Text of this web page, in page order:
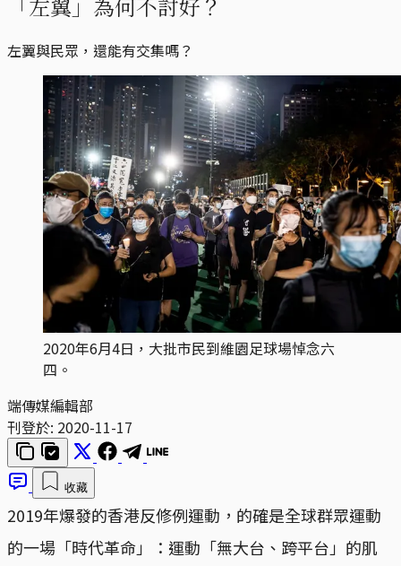
左翼與民眾，還能有交集嗎？
2020年6月4日，大批市民到維園足球場悼念六
四。
端傳媒編輯部
刊登於: 2020-11-17
收藏
2019年爆發的香港反修例運動，的確是全球群眾運動
的一場「時代革命」：運動「無大台、跨平台」的肌